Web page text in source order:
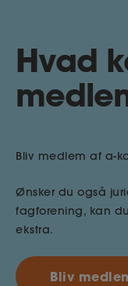
Hvad
Bliv medlem af a-
Ønsker du også
fagforening, kan
ekstra.
Bliv